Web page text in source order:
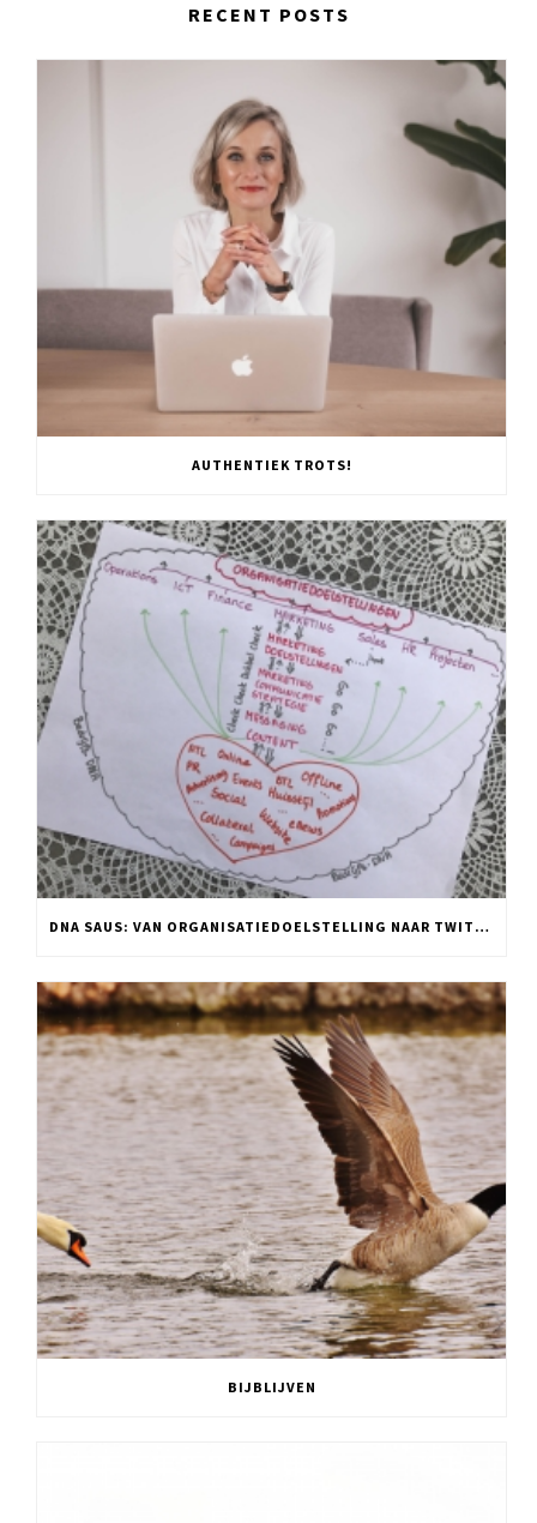
RECENT POSTS
AUTHENTIEK TROTS!
DNA SAUS: VAN ORGANISATIEDOELSTELLING NAAR TWITTER POST
BIJBLIJVEN